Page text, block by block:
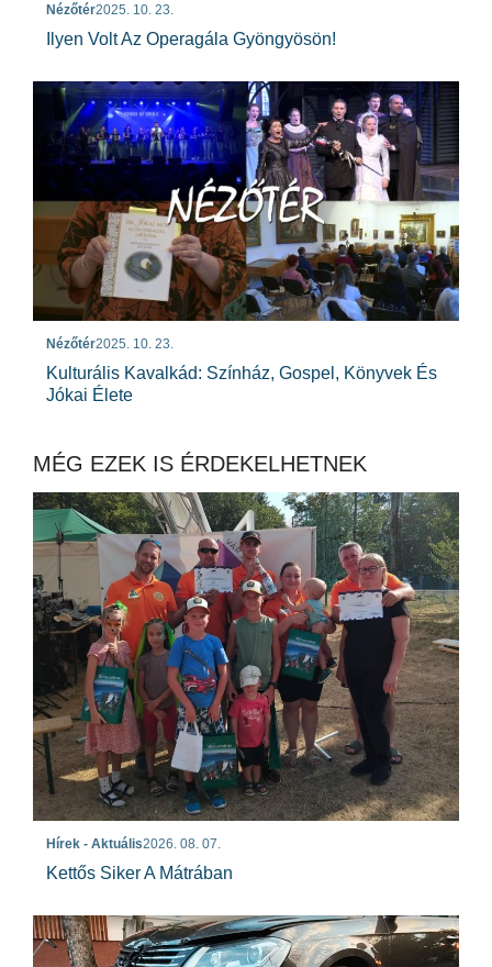
Nézőtér2025. 10. 23.
Ilyen Volt Az Operagála Gyöngyösön!
Nézőtér2025. 10. 23.
Kulturális Kavalkád: Színház, Gospel, Könyvek És
Jókai Élete
MÉG EZEK IS ÉRDEKELHETNEK
Hírek - Aktuális2026. 08. 07.
Kettős Siker A Mátrában